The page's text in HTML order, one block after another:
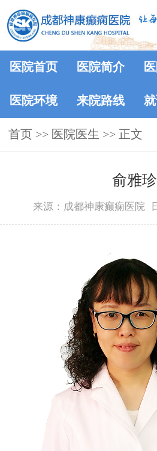
医院首页 医院简介
医院环境 来院路线
首页 >> 医院医生 >> 正文
俞雅珍
来源：成都神康癫痫医院